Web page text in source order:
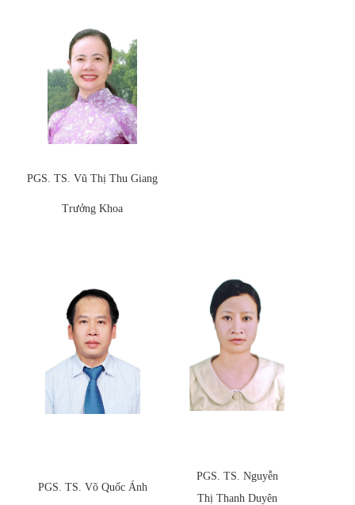
PGS. TS. Vũ Thị Thu Giang
Trưởng Khoa
PGS. TS. Võ Quốc Ánh
PGS. TS. Nguyễn
Thị Thanh Duyên